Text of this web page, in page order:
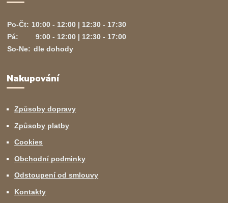
Po-Čt: 10:00 - 12:00 | 12:30 - 17:30
Pá:
9:00 - 12:00 | 12:30 - 17:00
So-Ne: dle dohody
Nakupování
Způsoby dopravy
Způsoby platby
Cookies
Obchodní podminky
Odstoupení od smlouvy
Kontakty